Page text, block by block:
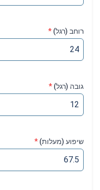
רוחב (רגל)
*
גובה (רגל)
*
שיפוע (מעלות)
*